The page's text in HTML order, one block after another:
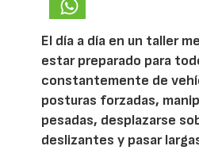
El día a día en un taller
estar preparado para
constantemente de
posturas forzadas,
pesadas, desplazarse
deslizantes y pasar